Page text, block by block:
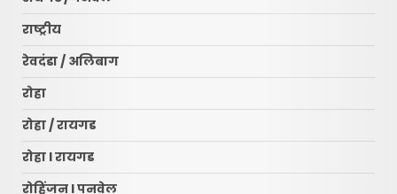
राष्ट्रीय
रेवदंडा / अलिबाग
रोहा
रोहा / रायगड
रोहा l रायगड
रोहिंजन l पनवेल